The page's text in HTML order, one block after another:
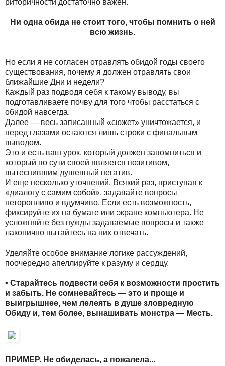
Ни одна обида не стоит того, чтобы помнить о ней
всю жизнь.
Но если я не согласен отравлять обидой годы своего
существования, почему я должен отравлять свои
ближайшие Дни и недели?
Каждый раз подводя себя к такому выводу, вы
подготавливаете почву для того чтобы расстаться с
обидой навсегда.
Далее — весь записанный «сюжет» уничтожается, и
перед глазами остаются лишь строки с финальным
выводом.
Это и есть ваш урок, который должен запомниться и
который по сути своей является позитивом,
вытеснившим душевный негатив.
И еще несколько уточнений. Всякий раз, приступая к
«диалогу с самим собой», задавайте вопросы
неторопливо и вдумчиво. Если есть возможность,
фиксируйте их на бумаге или экране компьютера. Не
усложняйте без нужды задаваемые вопросы и также
лаконично пытайтесь на них отвечать.
Уделяйте особое внимание логике рассуждений,
поочередно апеллируйте к разуму и сердцу.
• Старайтесь подвести себя к возможности простить
и забыть. Не сомневайтесь — это и проще и
выигрышнее, чем лелеять в душе зловредную
Обиду и, тем более, вынашивать монстра — Месть.
ПРИМЕР. Не обиделась, а пожалела...